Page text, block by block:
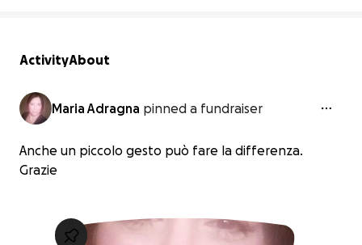
ActivityAbout
Maria Adragna pinned a fundraiser
Anche un piccolo gesto può fare la differenza.
Grazie